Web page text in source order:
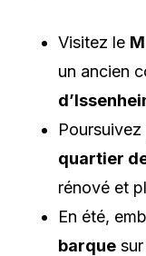
Visitez le
un ancien
Poursuivez
quartier
rénové et
En été,
barque